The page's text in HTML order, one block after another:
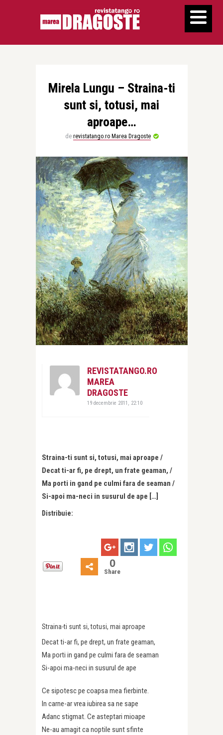
Mirela Lungu – Straina-ti
sunt si, totusi, mai
aproape…
de revistatango.ro Marea Dragoste
REVISTATANGO.RO
MAREA
DRAGOSTE
19 decembrie 2011, 22:10
Straina-ti sunt si, totusi, mai aproape /
Decat ti-ar fi, pe drept, un frate geaman, /
Ma porti in gand pe culmi fara de seaman /
Si-apoi ma-neci in susurul de ape […]
Distribuie:
0
Share
Straina-ti sunt si, totusi, mai aproape
Decat ti-ar fi, pe drept, un frate geaman,
Ma porti in gand pe culmi fara de seaman
Si-apoi ma-neci in susurul de ape
Ce sipotesc pe coapsa mea fierbinte.
In carne-ar vrea iubirea sa ne sape
Adanc stigmat. Ce asteptari mioape
Ne-au amagit ca noptile sunt sfinte